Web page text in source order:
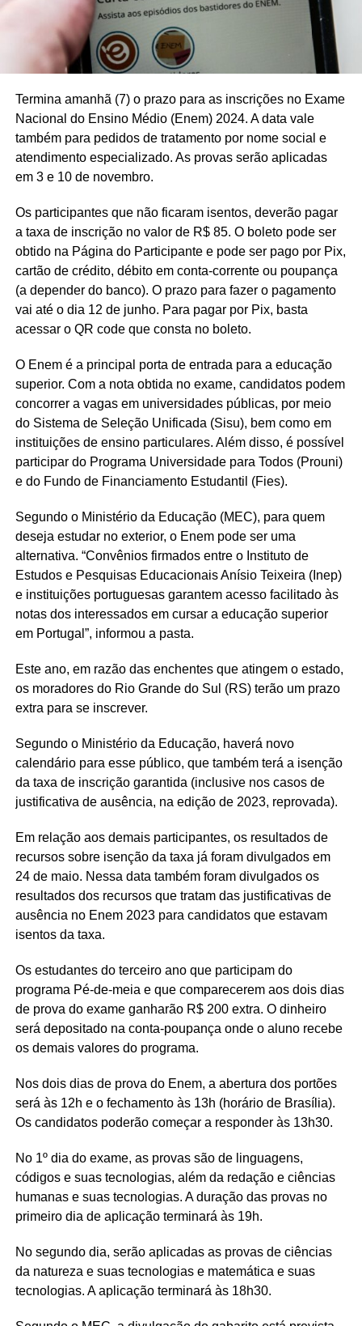
Termina amanhã (7) o prazo para as inscrições no Exame
Nacional do Ensino Médio (Enem) 2024. A data vale
também para pedidos de tratamento por nome social e
atendimento especializado. As provas serão aplicadas
em 3 e 10 de novembro.
Os participantes que não ficaram isentos, deverão pagar
a taxa de inscrição no valor de R$ 85. O boleto pode ser
obtido na Página do Participante e pode ser pago por Pix,
cartão de crédito, débito em conta-corrente ou poupança
(a depender do banco). O prazo para fazer o pagamento
vai até o dia 12 de junho. Para pagar por Pix, basta
acessar o QR code que consta no boleto.
O Enem é a principal porta de entrada para a educação
superior. Com a nota obtida no exame, candidatos podem
concorrer a vagas em universidades públicas, por meio
do Sistema de Seleção Unificada (Sisu), bem como em
instituições de ensino particulares. Além disso, é possível
participar do Programa Universidade para Todos (Prouni)
e do Fundo de Financiamento Estudantil (Fies).
Segundo o Ministério da Educação (MEC), para quem
deseja estudar no exterior, o Enem pode ser uma
alternativa. “Convênios firmados entre o Instituto de
Estudos e Pesquisas Educacionais Anísio Teixeira (Inep)
e instituições portuguesas garantem acesso facilitado às
notas dos interessados em cursar a educação superior
em Portugal”, informou a pasta.
Este ano, em razão das enchentes que atingem o estado,
os moradores do Rio Grande do Sul (RS) terão um prazo
extra para se inscrever.
Segundo o Ministério da Educação, haverá novo
calendário para esse público, que também terá a isenção
da taxa de inscrição garantida (inclusive nos casos de
justificativa de ausência, na edição de 2023, reprovada).
Em relação aos demais participantes, os resultados de
recursos sobre isenção da taxa já foram divulgados em
24 de maio. Nessa data também foram divulgados os
resultados dos recursos que tratam das justificativas de
ausência no Enem 2023 para candidatos que estavam
isentos da taxa.
Os estudantes do terceiro ano que participam do
programa Pé-de-meia e que comparecerem aos dois dias
de prova do exame ganharão R$ 200 extra. O dinheiro
será depositado na conta-poupança onde o aluno recebe
os demais valores do programa.
Nos dois dias de prova do Enem, a abertura dos portões
será às 12h e o fechamento às 13h (horário de Brasília).
Os candidatos poderão começar a responder às 13h30.
No 1º dia do exame, as provas são de linguagens,
códigos e suas tecnologias, além da redação e ciências
humanas e suas tecnologias. A duração das provas no
primeiro dia de aplicação terminará às 19h.
No segundo dia, serão aplicadas as provas de ciências
da natureza e suas tecnologias e matemática e suas
tecnologias. A aplicação terminará às 18h30.